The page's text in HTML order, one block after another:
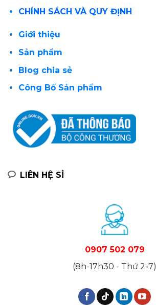
CHÍNH SÁCH VÀ QUY ĐỊNH
Giới thiệu
Sản phẩm
Blog chia sẻ
Công Bố Sản phẩm
LIÊN HỆ SỈ
0907 502 079
(8h-17h30 - Thứ 2-7)